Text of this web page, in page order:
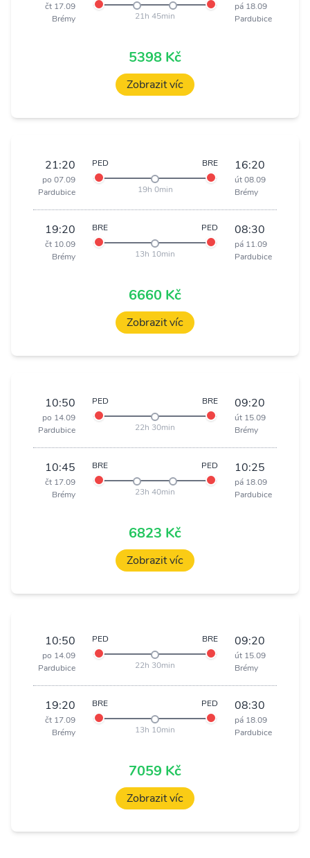
čt 17.09
Brémy
21h 45min
pá 18.09
Pardubice
5398 Kč
Zobrazit víc
21:20
po 07.09
Pardubice
PED BRE
19h 0min
16:20
út 08.09
Brémy
19:20
čt 10.09
Brémy
BRE PED
13h 10min
08:30
pá 11.09
Pardubice
6660 Kč
Zobrazit víc
10:50
po 14.09
Pardubice
PED BRE
22h 30min
09:20
út 15.09
Brémy
10:45
čt 17.09
Brémy
BRE PED
23h 40min
10:25
pá 18.09
Pardubice
6823 Kč
Zobrazit víc
10:50
po 14.09
Pardubice
PED BRE
22h 30min
09:20
út 15.09
Brémy
19:20
čt 17.09
Brémy
BRE PED
13h 10min
08:30
pá 18.09
Pardubice
7059 Kč
Zobrazit víc